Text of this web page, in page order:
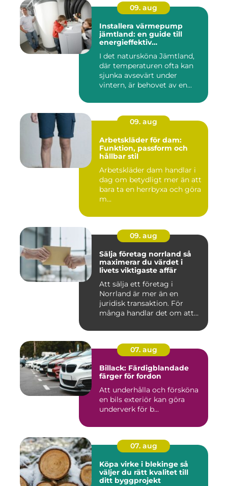
09. aug
Installera värmepump
jämtland: en guide till
energieffektiv
I det natursköna Jämtland,
där temperaturen ofta kan
sjunka avsevärt under
vintern, är behovet av en...
09. aug
Arbetskläder för dam:
Funktion, passform och
hållbar stil
Arbetskläder dam handlar i
dag om betydligt mer än att
bara ta en herrbyxa och göra
m...
09. aug
Sälja företag norrland så
maximerar du värdet i
livets viktigaste affär
Att sälja ett företag i
Norrland är mer än en
juridisk transaktion. För
många handlar det om att
07. aug
Billack: Färdigblandade
färger för fordon
Att underhålla och försköna
en bils exteriör kan göra
underverk för b...
07. aug
Köpa virke i blekinge så
väljer du rätt kvalitet till
ditt byggprojekt